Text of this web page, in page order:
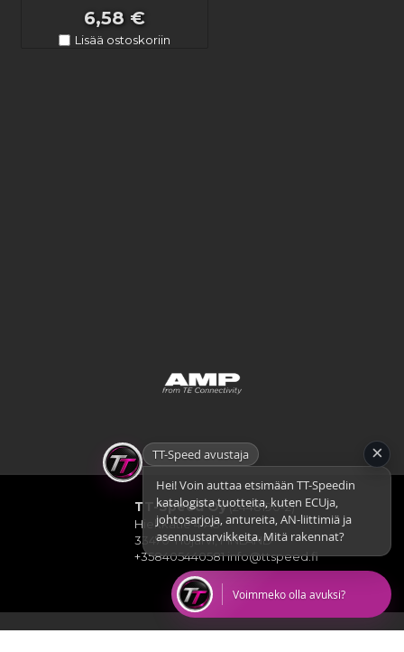
6,58 €
Lisää ostoskoriin
TT-Speed Oy(2448190-2)
Hiekkatie 4 A8
33470 Ylöjärvi, FINLAND
+358405440581info@ttspeed.fi
TT-Speed avustaja
Hei! Voin auttaa etsimään TT-Speedin
katalogista tuotteita, kuten ECUja,
johtosarjoja, antureita, AN-liittimiä ja
asennustarvikkeita. Mitä rakennat?
×
Voimmeko olla avuksi?